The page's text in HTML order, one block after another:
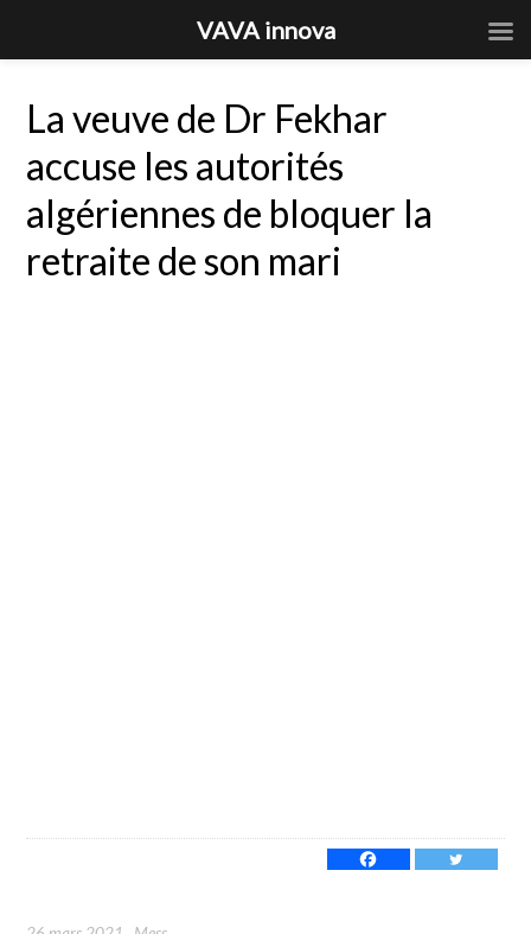
La veuve de Dr Fekhar
accuse les autorités
algériennes de bloquer la
retraite de son mari
VAVA innova